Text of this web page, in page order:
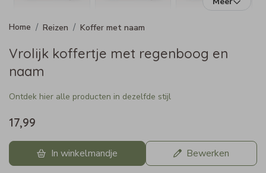
Reizen Koffer met naam
Vrolijk koffertje met regenboog en
naam
Ontdek hier alle producten in dezelfde stijl
17,99
In winkelmandje Bewerken